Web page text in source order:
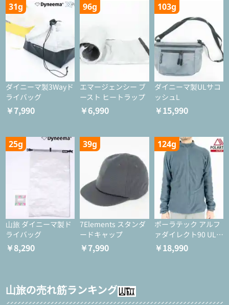
#プラティパス
#山旅
31g
ダイニーマ製3Wayド
ライバッグ
￥7,990
96g
エマージェンシー ブ
ースト ヒートラップ
￥6,990
103g
ダイニーマ製ULサコ
ッシュL
￥15,990
25g
山旅 ダイニーマ製ド
ライバッグ
￥8,290
39g
7Elements スタンダ
ードキャップ
￥7,990
124g
ポーラテック アルフ
ァダイレクト90 ULジ
ャケット
￥18,990
山旅の売れ筋ランキング